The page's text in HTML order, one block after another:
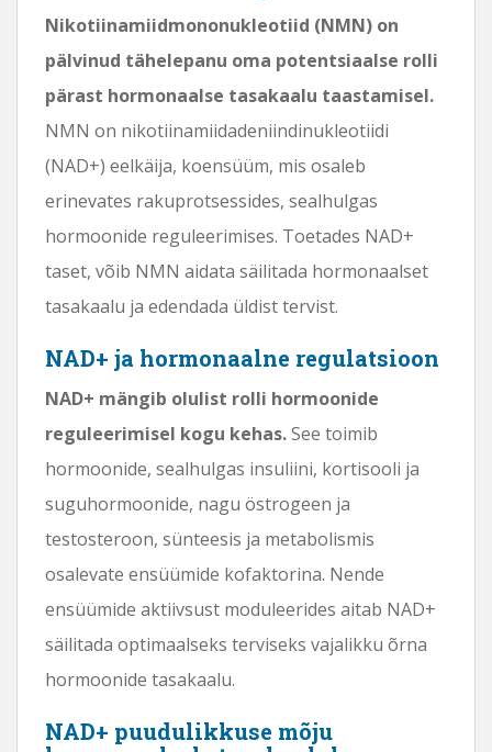
Nikotiinamiidmononukleotiid (NMN) on
pälvinud tähelepanu oma potentsiaalse rolli
pärast hormonaalse tasakaalu taastamisel.
NMN on nikotiinamiidadeniindinukleotiidi
(NAD+) eelkäija, koensüüm, mis osaleb
erinevates rakuprotsessides, sealhulgas
hormoonide reguleerimises. Toetades NAD+
taset, võib NMN aidata säilitada hormonaalset
tasakaalu ja edendada üldist tervist.
NAD+ ja hormonaalne regulatsioon
NAD+ mängib olulist rolli hormoonide
reguleerimisel kogu kehas.See toimib
hormoonide, sealhulgas insuliini, kortisooli ja
suguhormoonide, nagu östrogeen ja
testosteroon, sünteesis ja metabolismis
osalevate ensüümide kofaktorina. Nende
ensüümide aktiivsust moduleerides aitab NAD+
säilitada optimaalseks terviseks vajalikku õrna
hormoonide tasakaalu.
NAD+ puudulikkuse mõju